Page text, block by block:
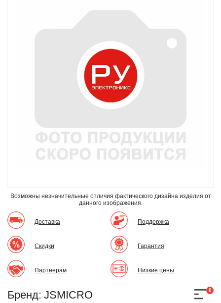
Возможны незначительные отличия фактического дизайна изделия от
данного изображения.
Доставка
Скидки
Партнерам
Поддержка
Гарантия
Низкие цены
Бренд: JSMICRO 0